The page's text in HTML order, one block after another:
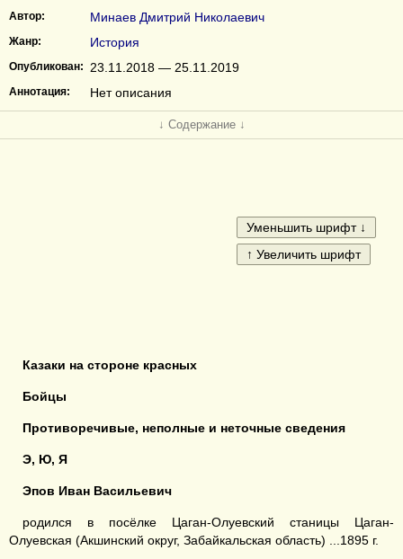
Автор: Минаев Дмитрий Николаевич
Жанр: История
Опубликован: 23.11.2018 — 25.11.2019
Аннотация: Нет описания
↓ Содержание ↓
Казаки на стороне красных
Бойцы
Противоречивые, неполные и неточные сведения
Э, Ю, Я
Эпов Иван Васильевич
родился в посёлке Цаган-Олуевский станицы Цаган-
Олуевская (Акшинский округ, Забайкальская область) ...1895 г.